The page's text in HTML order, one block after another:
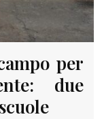
per
due